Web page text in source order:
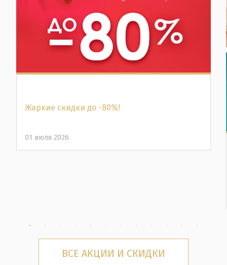
Жаркие скидки до -80%!
01 июля 2026
ВСЕ АКЦИИ И СКИДКИ